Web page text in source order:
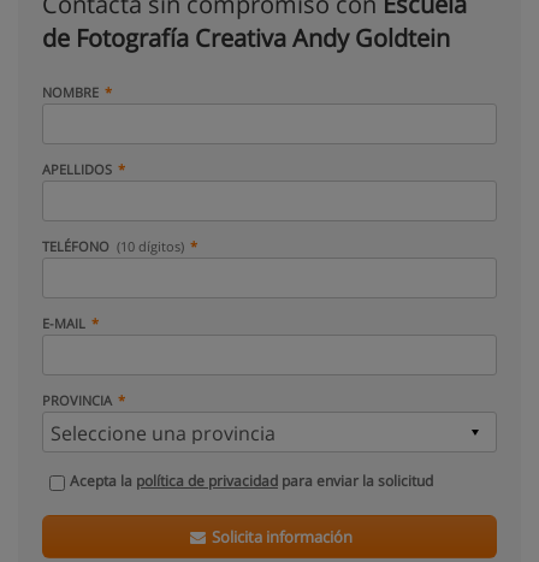
de Fotografía Creativa Andy Goldtein
NOMBRE
APELLIDOS
TELÉFONO (10 dígitos)
E-MAIL
PROVINCIA
Acepta la política de privacidad para enviar la solicitud
Solicita información